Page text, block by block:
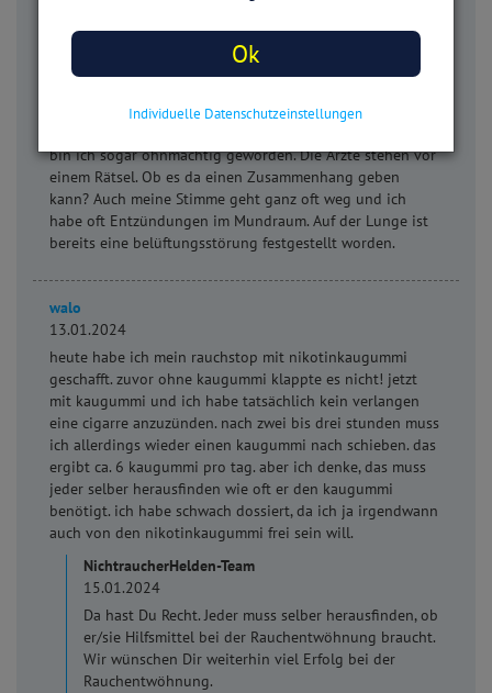
Hautveränderungen mit Bläschenbildung, und derart
heftigen Durchfall und ein Brennen dabei, dass ich schon
einquartiert und mich nun doch mal mit den Nikotin
bin ich sogar ohnmächtig geworden. Die Ärzte stehen vor
einem Rätsel. Ob es da einen Zusammenhang geben
kann? Auch meine Stimme geht ganz oft weg und ich
habe oft Entzündungen im Mundraum. Auf der Lunge ist
bereits eine belüftungsstörung festgestellt worden.
walo
13.01.2024
heute habe ich mein rauchstop mit nikotinkaugummi
geschafft. zuvor ohne kaugummi klappte es nicht! jetzt
mit kaugummi und ich habe tatsächlich kein verlangen
eine cigarre anzuzünden. nach zwei bis drei stunden muss
ich allerdings wieder einen kaugummi nach schieben. das
ergibt ca. 6 kaugummi pro tag. aber ich denke, das muss
jeder selber herausfinden wie oft er den kaugummi
benötigt. ich habe schwach dossiert, da ich ja irgendwann
auch von den nikotinkaugummi frei sein will.
NichtraucherHelden-Team
15.01.2024
Da hast Du Recht. Jeder muss selber herausfinden, ob
er/sie Hilfsmittel bei der Rauchentwöhnung braucht.
Wir wünschen Dir weiterhin viel Erfolg bei der
Rauchentwöhnung.
Ok
Individuelle Datenschutzeinstellungen